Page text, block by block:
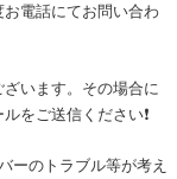
電話にてお問い合わ
います。その場合に
をご送信ください❗️
ーのトラブル等が考え